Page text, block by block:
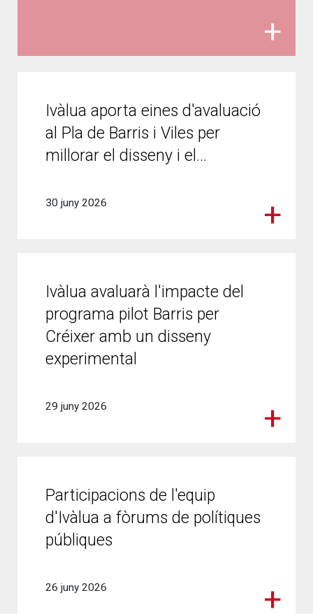
Ivàlua aporta eines d'avaluació
al Pla de Barris i Viles per
millorar el disseny i el...
Ivàlua avaluarà l'impacte del
programa pilot Barris per
Créixer amb un disseny
experimental
Participacions de l'equip
d'Ivàlua a fòrums de polítiques
públiques